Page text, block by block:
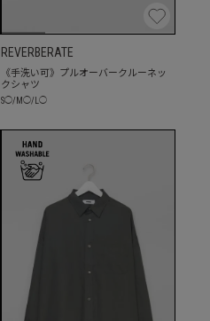
REVERBERATE
《手洗い可》プルオーバークルーネッ
クシャツ
S◯/ M ◯/ ◯